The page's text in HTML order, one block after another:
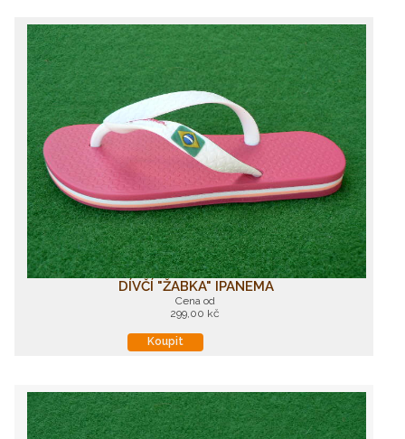
DÍVČÍ "ŽABKA" IPANEMA
Cena od
299,00 kč
Koupit